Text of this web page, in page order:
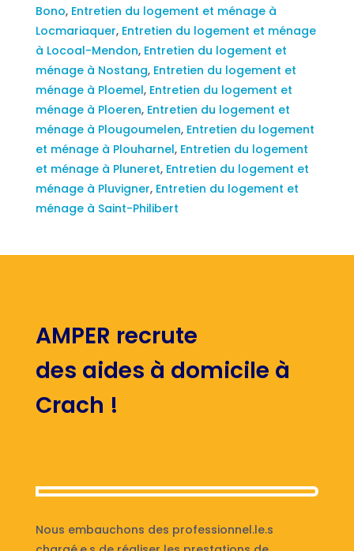
Bono, Entretien du logement et ménage à
Locmariaquer, Entretien du logement et ménage
à Locoal-Mendon, Entretien du logement et
ménage à Nostang, Entretien du logement et
ménage à Ploemel, Entretien du logement et
ménage à Ploeren, Entretien du logement et
ménage à Plougoumelen, Entretien du logement
et ménage à Plouharnel, Entretien du logement
et ménage à Pluneret, Entretien du logement et
ménage à Pluvigner, Entretien du logement et
ménage à Saint-Philibert
AMPER recrute
des aides à domicile à
Crach !
Nous embauchons des professionnel.le.s